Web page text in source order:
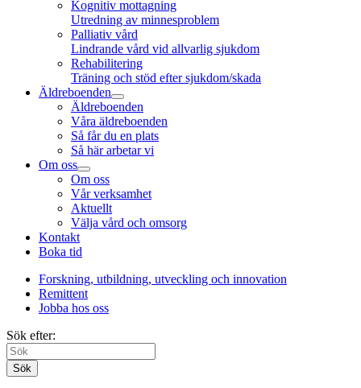
Kognitiv mottagning
Utredning av minnesproblem
Palliativ vård
Lindrande vård vid allvarlig sjukdom
Rehabilitering
Träning och stöd efter sjukdom/skada
Äldreboenden
Äldreboenden
Våra äldreboenden
Så får du en plats
Så här arbetar vi
Om oss
Om oss
Vår verksamhet
Aktuellt
Välja vård och omsorg
Kontakt
Boka tid
Forskning, utbildning, utveckling och innovation
Remittent
Jobba hos oss
Sök efter:
Sök